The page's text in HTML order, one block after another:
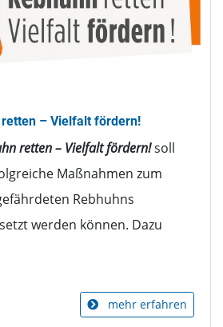
retten – Vielfalt fördern!
retten – Vielfalt fördern!soll
Maßnahmen zum
Rebhuhns
werden können. Dazu
mehr erfahren